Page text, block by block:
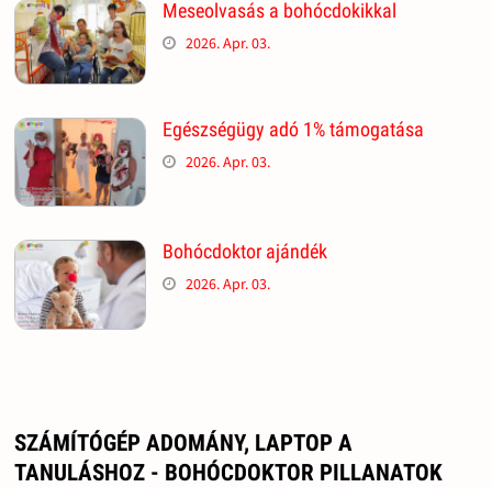
Meseolvasás a bohócdokikkal
2026. Apr. 03.
Egészségügy adó 1% támogatása
2026. Apr. 03.
Bohócdoktor ajándék
2026. Apr. 03.
SZÁMÍTÓGÉP ADOMÁNY, LAPTOP A
TANULÁSHOZ - BOHÓCDOKTOR PILLANATOK